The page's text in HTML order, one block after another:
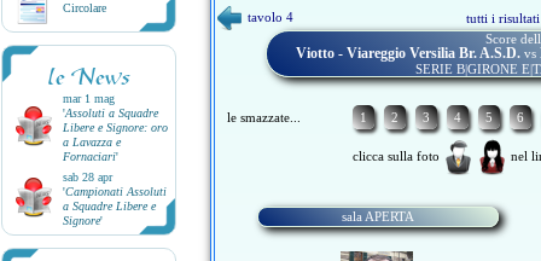
Circolare
le News
mar 1 mag
'Assoluti a Squadre
Libere e Signore: oro
a Lavazza e
Fornaciari'
sab 28 apr
'Campionati Assoluti
a Squadre Libere e
Signore'
tavolo 4
tutti i
Score
Viotto - Viareggio Versilia Br. A.s.d. vs
SERIE B|GIRONE
le smazzate... 1 2 3 4 5 6
clicca sulla foto nel
sala APERTA